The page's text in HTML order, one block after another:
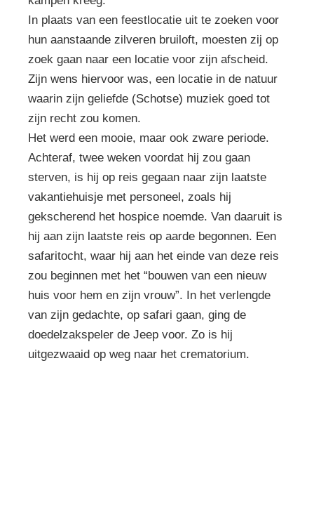
In plaats van een feestlocatie uit te zoeken voor
hun aanstaande zilveren bruiloft, moesten zij op
zoek gaan naar een locatie voor zijn afscheid.
Zijn wens hiervoor was, een locatie in de natuur
waarin zijn geliefde (Schotse) muziek goed tot
zijn recht zou komen.
Het werd een mooie, maar ook zware periode.
Achteraf, twee weken voordat hij zou gaan
sterven, is hij op reis gegaan naar zijn laatste
vakantiehuisje met personeel, zoals hij
gekscherend het hospice noemde. Van daaruit is
hij aan zijn laatste reis op aarde begonnen. Een
safaritocht, waar hij aan het einde van deze reis
zou beginnen met het “bouwen van een nieuw
huis voor hem en zijn vrouw”. In het verlengde
van zijn gedachte, op safari gaan, ging de
doedelzakspeler de Jeep voor. Zo is hij
uitgezwaaid op weg naar het crematorium.